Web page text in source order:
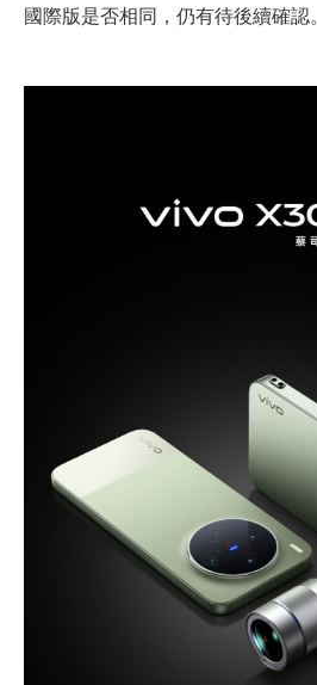
國際版是否相同，仍有待後續確認。